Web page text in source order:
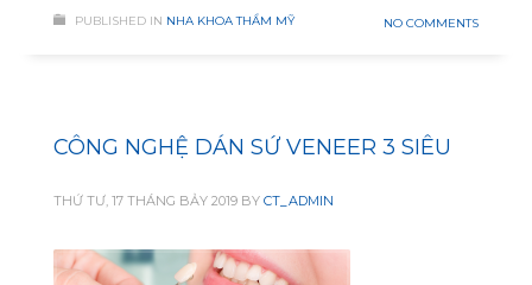
PUBLISHED IN NHA KHOA THẨM MỸ NO COMMENTS
CÔNG NGHỆ DÁN SỨ VENEER 3 SIÊU
THỨ TƯ, 17 THÁNG BẢY 2019 BY CT_ADMIN